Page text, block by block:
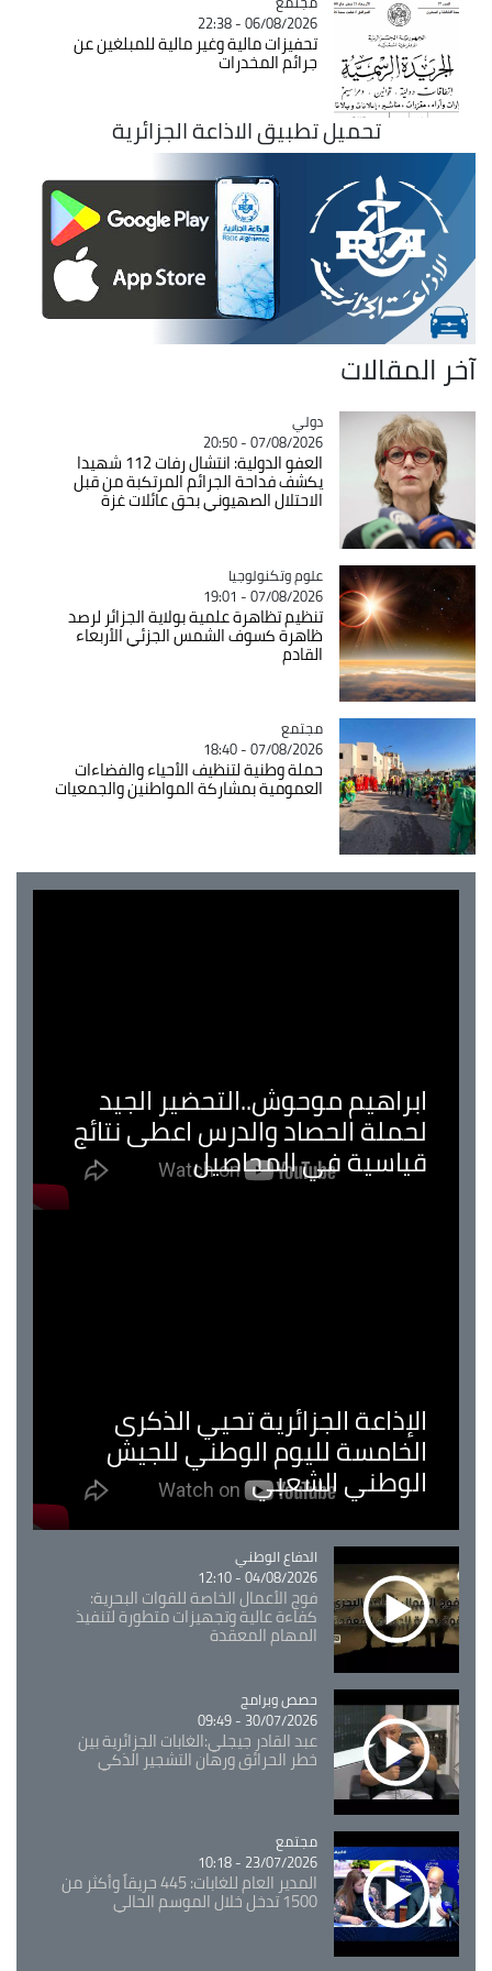
06/08/2026 - 22:38
تحفيزات مالية وغير مالية للمبلغين عن
جرائم المخدرات
تحميل تطبيق الاذاعة الجزائرية
آخر المقالات
Catégorie
دولي
07/08/2026 - 20:50
العفو الدولية: انتشال رفات 112 شهيدا
يكشف فداحة الجرائم المرتكبة من قبل
الاحتلال الصهيوني بحق عائلات غزة
Catégorie
علوم وتكنولوجيا
07/08/2026 - 19:01
تنظيم تظاهرة علمية بولاية الجزائر لرصد
ظاهرة كسوف الشمس الجزئي الأربعاء
القادم
Catégorie
مجتمع
07/08/2026 - 18:40
حملة وطنية لتنظيف الأحياء والفضاءات
العمومية بمشاركة المواطنين والجمعيات
ابراهيم موحوش..التحضير الجيد
لحملة الحصاد والدرس اعطى نتائج
قياسية في المحاصيل
الإذاعة الجزائرية تحيي الذكرى
الخامسة لليوم الوطني للجيش
الوطني الشعبي
Catégorie
الدفاع الوطني
04/08/2026 - 12:10
فوج الأعمال الخاصة للقوات البحرية:
كفاءة عالية وتجهيزات متطورة لتنفيذ
المهام المعقدة
Catégorie
حصص وبرامج
30/07/2026 - 09:49
عبد القادر جيجلي:الغابات الجزائرية بين
خطر الحرائق ورهان التشجير الذكي
Catégorie
مجتمع
23/07/2026 - 10:18
المدير العام للغابات: 445 حريقاً وأكثر من
1500 تدخل خلال الموسم الحالي